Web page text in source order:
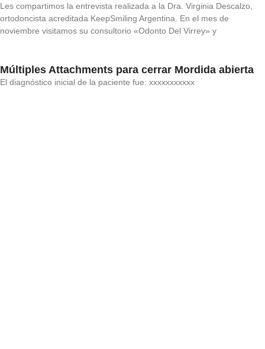
Les compartimos la entrevista realizada a la Dra. Virginia Descalzo,
ortodoncista acreditada KeepSmiling Argentina. En el mes de
noviembre visitamos su consultorio «Odonto Del Virrey» y
Múltiples Attachments para cerrar Mordida abierta
El diagnóstico inicial de la paciente fue: xxxxxxxxxxx